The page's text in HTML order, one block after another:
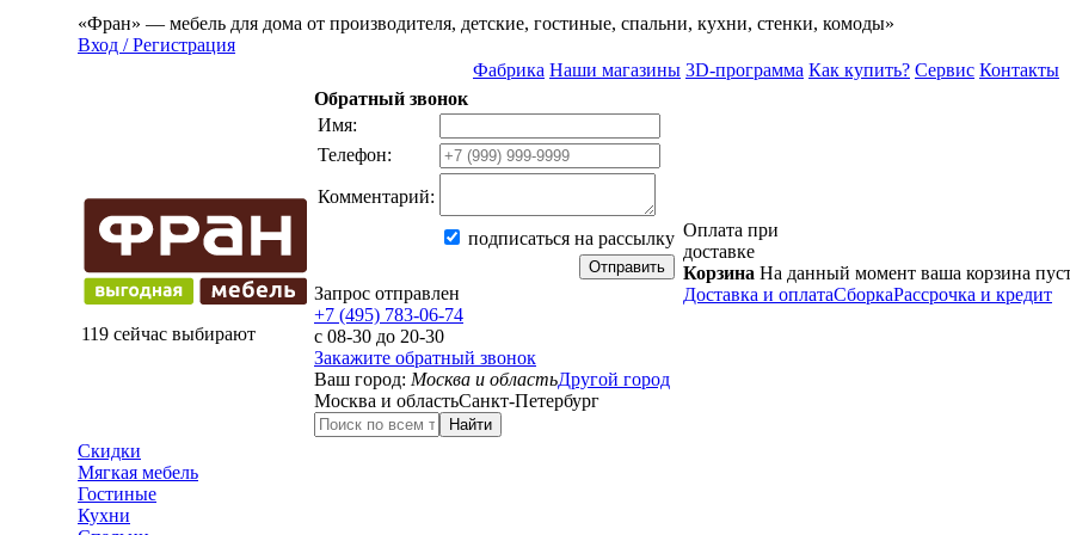
«Фран» — мебель для дома от производителя, детские, гостиные, спальни, кухни, стенки, комоды»
Вход / Регистрация
Фабрика Наши магазины 3D-программа Как купить? Сервис Контакты
119 сейчас выбирают
Обратный звонок
Имя:
Телефон:
Комментарий:
подписаться на рассылку
Отправить
Запрос отправлен
+7 (495) 783-06-74
с 08-30 до 20-30
Закажите обратный звонок
Ваш город: Москва и областьДругой город
Москва и областьСанкт-Петербург
Найти
Оплата при
доставке
Корзина На данный момент ваша корзина
Доставка и оплатаСборкаРассрочка и кредит
Скидки
Мягкая мебель
Гостиные
Кухни